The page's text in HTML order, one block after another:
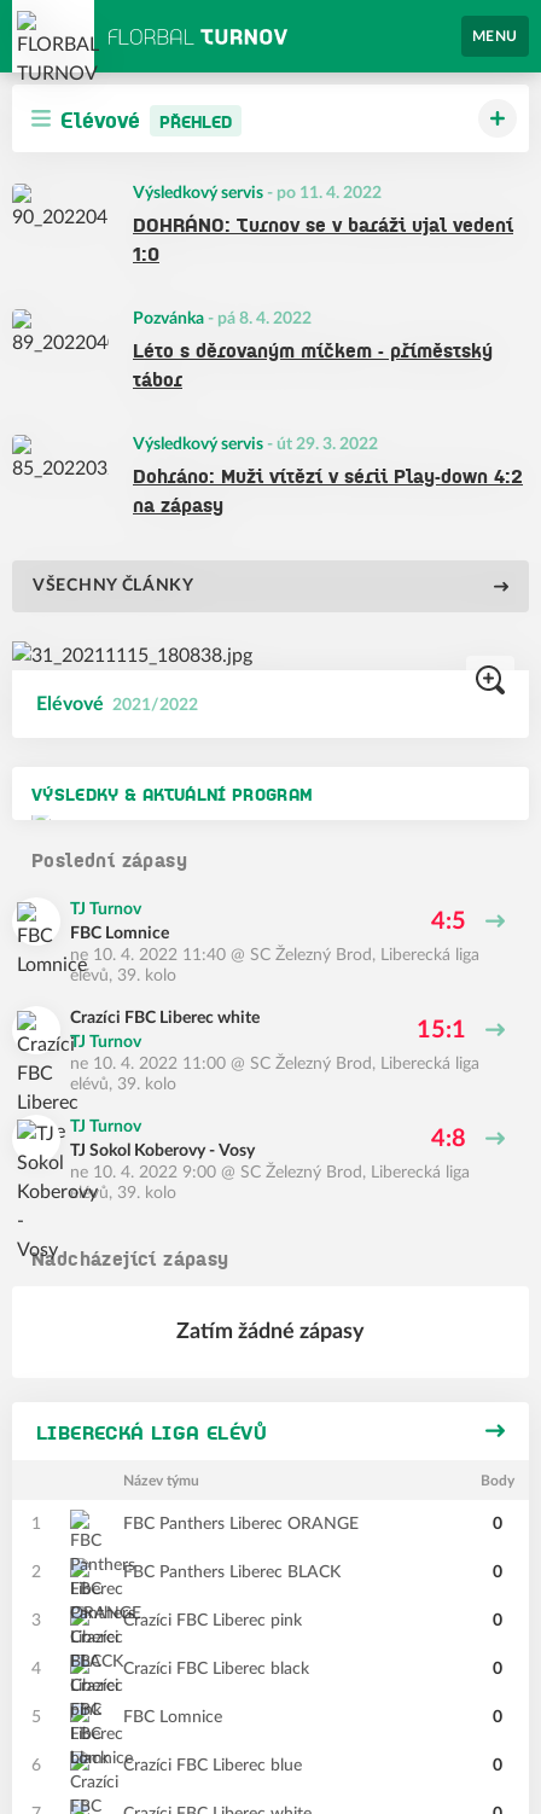
MENU
Elévové PŘEHLED
Výsledkový servis - po 11. 4. 2022
DOHRÁNO: Turnov se v baráži ujal vedení
1:0
Pozvánka - pá 8. 4. 2022
Léto s děrovaným míčkem - příměstský
tábor
Výsledkový servis - út 29. 3. 2022
Dohráno: Muži vítězí v sérii Play-down 4:2
na zápasy
VŠECHNY ČLÁNKY
Elévové 2021/2022
VÝSLEDKY & AKTUÁLNÍ PROGRAM
Poslední zápasy
TJ Turnov
FBC Lomnice
4:5
ne 10. 4. 2022 11:40 @ SC Železný Brod , Liberecká liga
elévů, 39. kolo
Crazíci FBC Liberec white
TJ Turnov
15:1
ne 10. 4. 2022 11:00 @ SC Železný Brod , Liberecká liga
elévů, 39. kolo
TJ Turnov
TJ Sokol Koberovy - Vosy
4:8
ne 10. 4. 2022 9:00 @ SC Železný Brod , Liberecká liga
elévů, 39. kolo
Nadcházející zápasy
Zatím žádné zápasy
LIBERECKÁ LIGA ELÉVŮ
Název týmu Body
1 FBC Panthers Liberec ORANGE 0
2 FBC Panthers Liberec BLACK 0
3 Crazíci FBC Liberec pink 0
4 Crazíci FBC Liberec black 0
5 FBC Lomnice 0
6 Crazíci FBC Liberec blue 0